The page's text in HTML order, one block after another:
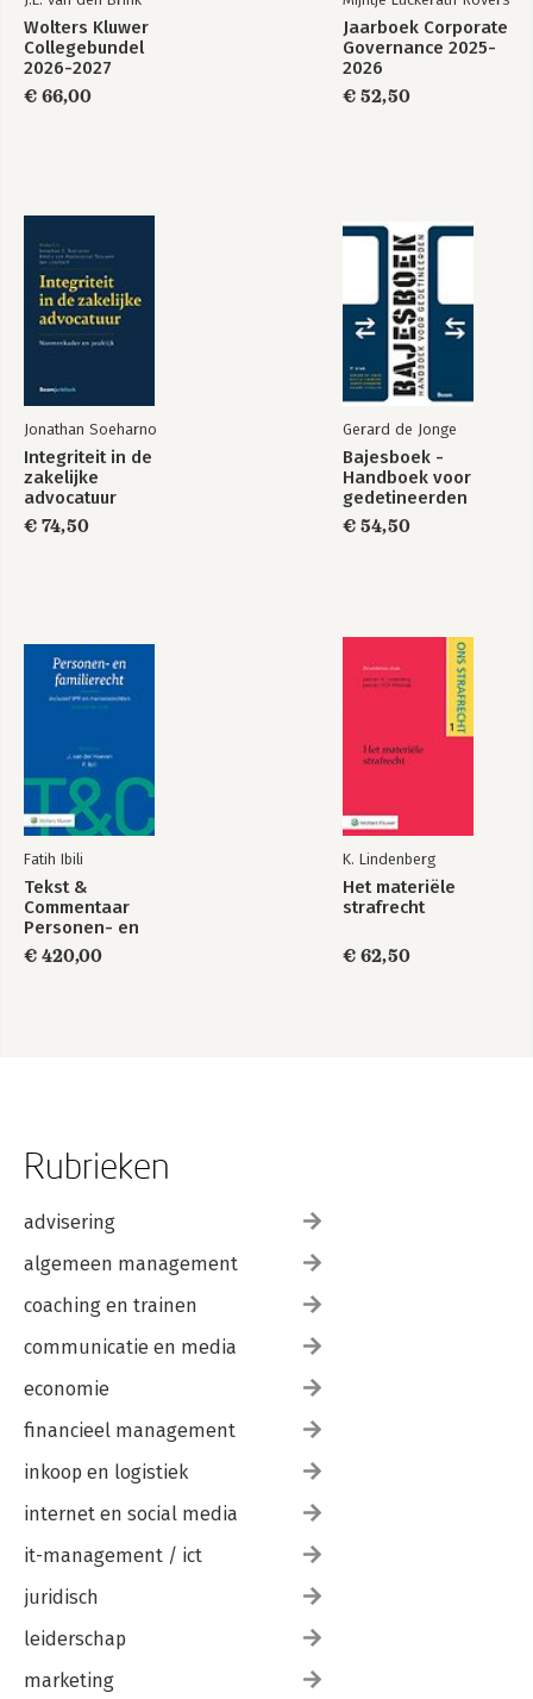
Wolters Kluwer
Collegebundel
2026-2027
€ 66,00
Jaarboek Corporate
Governance 2025-
2026
€ 52,50
Jonathan Soeharno
Integriteit in de
zakelijke
advocatuur
€ 74,50
Gerard de Jonge
Bajesboek -
Handboek voor
gedetineerden
€ 54,50
Fatih Ibili
Tekst &
Commentaar
Personen- en
Familierecht
€ 420,00
K. Lindenberg
Het materiële
strafrecht
€ 62,50
Rubrieken
advisering
algemeen management
coaching en trainen
communicatie en media
economie
financieel management
inkoop en logistiek
internet en social media
it-management / ict
juridisch
leiderschap
marketing